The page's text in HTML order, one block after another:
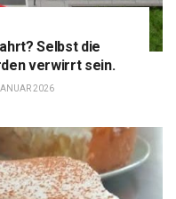
Selbst die
verwirrt sein.
2026